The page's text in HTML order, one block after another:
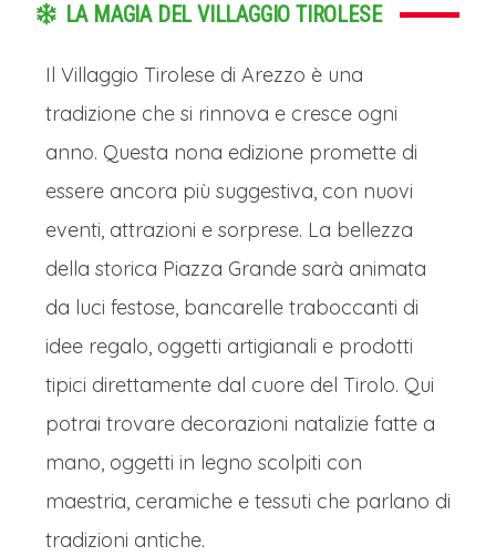
LA MAGIA DEL VILLAGGIO TIROLESE
Il Villaggio Tirolese di Arezzo è una
tradizione che si rinnova e cresce ogni
anno. Questa nona edizione promette di
essere ancora più suggestiva, con nuovi
eventi, attrazioni e sorprese. La bellezza
della storica Piazza Grande sarà animata
da luci festose, bancarelle traboccanti di
idee regalo, oggetti artigianali e prodotti
tipici direttamente dal cuore del Tirolo. Qui
potrai trovare decorazioni natalizie fatte a
mano, oggetti in legno scolpiti con
maestria, ceramiche e tessuti che parlano di
tradizioni antiche.